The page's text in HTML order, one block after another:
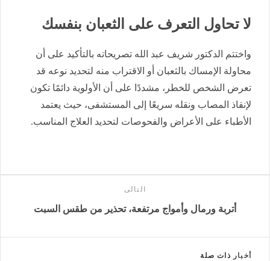
لا تحاول التعرف على الثعبان بنفسك
واختتم الدكتور شريف عبد الله تصريحاته بالتأكيد على أن
محاولة الإمساك بالثعبان أو الاقتراب منه لتحديد نوعه قد
تعرض الشخص للخطر، مشددًا على أن الأولوية دائمًا تكون
لإنقاذ المصاب ونقله سريعًا إلى المستشفى، حيث يعتمد
الأطباء على الأعراض والفحوصات لتحديد العلاج المناسب.
التالى
أتربة ورمال وأمواج مرتفعة، تحذير من طقس السبت
أخبار ذات صلة